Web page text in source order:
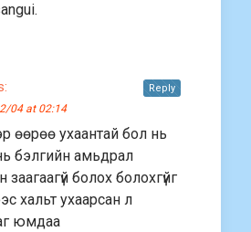
04 at 02:14
өөрөө ухаантай бол нь
бэлгийн амьдрал
заагаагүй болох болохгүйг
хальт ухаарсан л
юмдаа
Reply